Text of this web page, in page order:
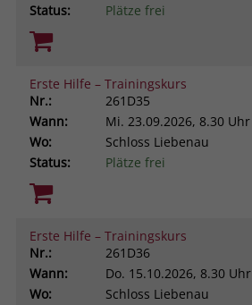
Status:
Plätze frei
Erste Hilfe – Trainingskurs
Nr.:
261D35
Wann:
Mi. 23.09.2026, 8.30 Uhr
Wo:
Schloss Liebenau
Status:
Plätze frei
Erste Hilfe – Trainingskurs
Nr.:
261D36
Wann:
Do. 15.10.2026, 8.30 Uhr
Wo:
Schloss Liebenau